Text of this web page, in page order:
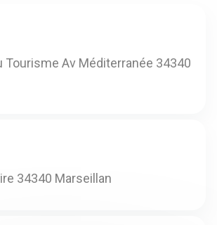
Tourisme Av Méditerranée 34340
34340 Marseillan